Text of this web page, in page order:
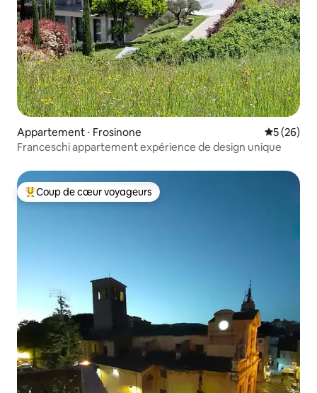
Appartement ⋅ Frosinone
5 (26)
Franceschi appartement expérience de design unique
Coups de cœur voyageurs les plus appréciés
Coup de cœur voyageurs